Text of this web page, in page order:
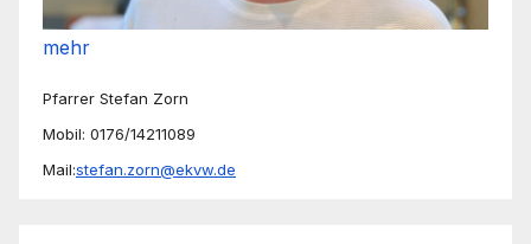
mehr
Pfarrer Stefan Zorn
Mobil: 0176/14211089
Mail:stefan.zorn@ekvw.de